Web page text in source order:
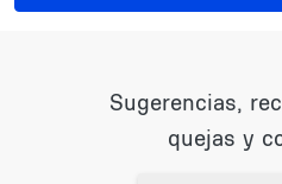
Sugerencias,
quejas y